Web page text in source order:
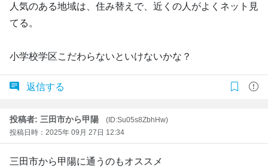
人気のある地域は、住み替えで、近くの人がよくネット見
てる。
小学校学区こだわらないといけないかな？
返信する
投稿者: 三田市から甲陽
(ID:Su05s8ZbhHw)
投稿日時：2025年 09月 27日 12:34
三田市から甲陽に通うのもオススメ